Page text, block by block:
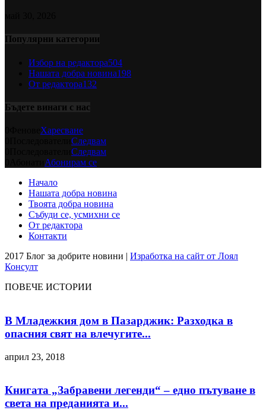
Популярни категории
Избор на редактора504
Нашата добра новина198
От редактора132
Бъдете винаги с нас
Харесване
Следвам
Следвам
Абонирам се
Начало
Нашата добра новина
Твоята добра новина
Събуди се, усмихни се
От редактора
Контакти
2017 Блог за добрите новини | Изработка на сайт от Лоял
Консулт
ПОВЕЧЕ ИСТОРИИ
В Младежкия дом в Пазарджик: Разходка в
опасния свят на влечугите...
април 23, 2018
Книгата „Забравени легенди“ – едно пътуване в
света на преданията и...